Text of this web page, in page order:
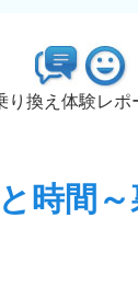
り換え体験レポ
時間～